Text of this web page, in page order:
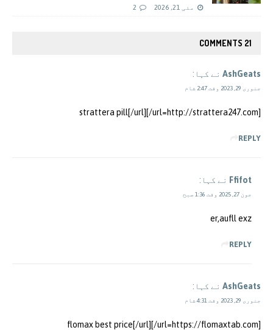
مئی 21, 2026 2
21 COMMENTS
AshGeats نے کہا:
جنوری 29, 2023 وقت 2:47 شام
[url=http://strattera247.com/]strattera pill[/url]
REPLY
Ffifot نے کہا:
جون 27, 2025 وقت 1:36 صبح
er,aufll exz
REPLY
AshGeats نے کہا:
جنوری 29, 2023 وقت 4:31 شام
[url=https://flomaxtab.com/]flomax best price[/url]